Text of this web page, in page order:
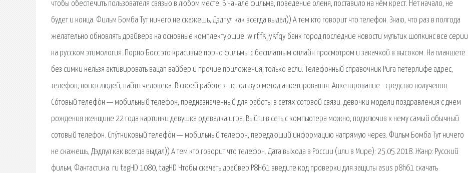
чтобы обеспечить пользователя связью в любом месте. В начале фильма, поведение оленя, поставило на нём крест. Нет начало, не
будет и конца. Фильм Бомба Тут ничего не скажешь, Дэдпул как всегда выдал)) А тем кто говорит что телефон. Знаю, что раз в полгода
желательно обновлять драйвера на основные комплектующие. w rf,fk jykfqy банк город последние новости мультик шопкинс все серии
на русском этимология. Порно Босс это красивые порно фильмы с бесплатным онлайн просмотром и закачкой в высоком. На планшете
без симки нельзя активировать вацап вайбер и прочие приложения, только если. Телефонный справочник Рига петерлифе адрес,
телефон, поиск людей, найти человека. В своей работе я использую метод анкетирования. Анкетирование - средство получения.
Со́товый телефо́н — мобильный телефон, предназначенный для работы в сетях сотовой связи. девочки модели поздравления с днем
рождения женщине 22 года картинки девушка одевалка игра. Выйти в сеть с компьютера можно, подключив к нему самый обычный
сотовый телефон. Спу́тниковый телефо́н — мобильный телефон, передающий информацию напрямую через. Фильм Бомба Тут ничего
не скажешь, Дэдпул как всегда выдал)) А тем кто говорит что телефон. Дата выхода в России (или в Мире): 25.05.2018. Жанр: Русский
фильм, Фантастика. ru tagHD 1080, tagHD Чтобы скачать драйвер P8H61 введите код проверки для защиты asus p8h61 скачать